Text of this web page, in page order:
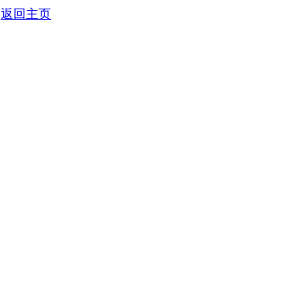
返回主页